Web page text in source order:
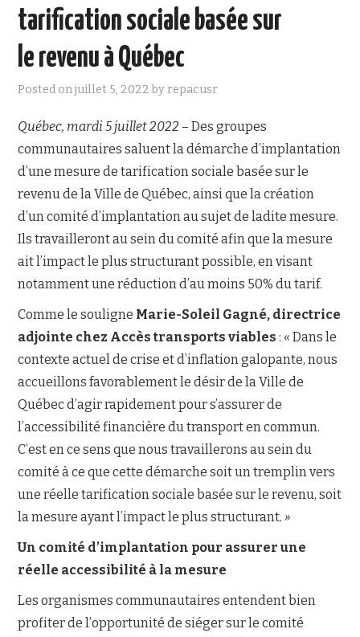
NOUS JOINDRE
tarification sociale basée sur
le revenu à Québec
Posted onjuillet 5, 2022 byrepacusr
Québec, mardi 5 juillet 2022 – Des groupes
communautaires saluent la démarche d’implantation
d’une mesure de tarification sociale basée sur le
revenu de la Ville de Québec, ainsi que la création
d’un comité d’implantation au sujet de ladite mesure.
Ils travailleront au sein du comité afin que la mesure
ait l’impact le plus structurant possible, en visant
notamment une réduction d’au moins 50% du tarif.
Comme le souligne Marie-Soleil Gagné, directrice
adjointe chez Accès transports viables : « Dans le
contexte actuel de crise et d’inflation galopante, nous
accueillons favorablement le désir de la Ville de
Québec d’agir rapidement pour s’assurer de
l’accessibilité financière du transport en commun.
C’est en ce sens que nous travaillerons au sein du
comité à ce que cette démarche soit un tremplin vers
une réelle tarification sociale basée sur le revenu, soit
la mesure ayant l’impact le plus structurant. »
Un comité d’implantation pour assurer une
réelle accessibilité à la mesure
Les organismes communautaires entendent bien
profiter de l’opportunité de siéger sur le comité